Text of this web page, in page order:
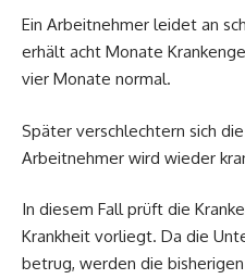
Ein Arbeitnehmer leidet an
erhält acht Monate
vier Monate normal.
Später verschlechtern sich
Arbeitnehmer wird wieder
In diesem Fall prüft die
Krankheit vorliegt. Da die
betrug, werden die